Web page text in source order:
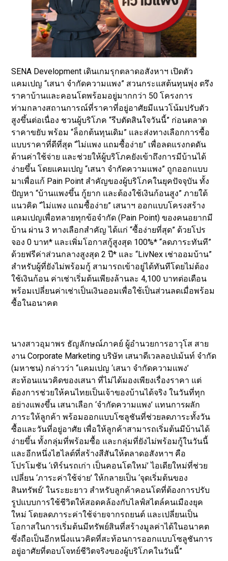
SENA Development เดินเกมรุกตลาดอสังหาฯ เปิดตัว
แคมเปญ “เสนา จำกัดความแพง” สวนกระแสต้นทุนพุ่ง ตรึง
ราคาบ้านและคอนโดพร้อมอยู่มากกว่า 50 โครงการ
ท่ามกลางสถานการณ์ที่ราคาที่อยู่อาศัยมีแนวโน้มปรับตัว
สูงขึ้นต่อเนื่อง ชวนผู้บริโภค “รีบตัดสินใจวันนี้” ก่อนตลาด
ราคาขยับ พร้อม “ล็อกต้นทุนเดิม” และส่งทางเลือกการซื้อ
แบบราคาที่ดีที่สุด “ไม่แพง แถมซื้อง่าย” เพื่อลดแรงกดดัน
ด้านค่าใช้จ่าย และช่วยให้ผู้บริโภคยังเข้าถึงการมีบ้านได้
ง่ายขึ้น โดยแคมเปญ “เสนา จำกัดความแพง” ถูกออกแบบ
มาเพื่อแก้ Pain Point สำคัญของผู้บริโภคในยุคปัจจุบัน ทั้ง
ปัญหา “บ้านแพงขึ้น กู้ยาก และต้องใช้เงินก้อนสูง” ภายใต้
แนวคิด “ไม่แพง แถมซื้อง่าย” เสนาฯ ออกแบบโครงสร้าง
แคมเปญเพื่อทลายทุกข้อจำกัด (Pain Point) ของคนอยากมี
บ้าน ผ่าน 3 ทางเลือกสำคัญ ได้แก่ “ซื้อง่ายที่สุด” ด้วยโปร
จอง 0 บาท* และเพิ่มโอกาสกู้สูงสุด 100%* “ลดภาระทันที”
ด้วยฟรีค่าส่วนกลางสูงสุด 2 ปี* และ “LivNex เช่าออมบ้าน”
สำหรับผู้ที่ยังไม่พร้อมกู้ สามารถเข้าอยู่ได้ทันทีโดยไม่ต้อง
ใช้เงินก้อน ค่าเช่าเริ่มต้นเพียงล้านละ 4,100 บาทต่อเดือน
พร้อมเปลี่ยนค่าเช่าเป็นเงินออมเพื่อใช้เป็นส่วนลดเมื่อพร้อม
ซื้อในอนาคต
นางสาวอุมาพร ธัญลักษณ์ภาคย์ ผู้อำนวยการอาวุโส สาย
งาน Corporate Marketing บริษัท เสนาดีเวลลอปเม้นท์ จำกัด
(มหาชน) กล่าวว่า “แคมเปญ ‘เสนา จำกัดความแพง’
สะท้อนแนวคิดของเสนา ที่ไม่ได้มองเพียงเรื่องราคา แต่
ต้องการช่วยให้คนไทยเป็นเจ้าของบ้านได้จริง ในวันที่ทุก
อย่างแพงขึ้น เสนาเลือก ‘จำกัดความแพง’ แทนการผลัก
ภาระให้ลูกค้า พร้อมออกแบบโซลูชันที่ช่วยลดภาระทั้งวัน
ซื้อและวันที่อยู่อาศัย เพื่อให้ลูกค้าสามารถเริ่มต้นมีบ้านได้
ง่ายขึ้น ทั้งกลุ่มที่พร้อมซื้อ และกลุ่มที่ยังไม่พร้อมกู้ในวันนี้
และอีกหนึ่งไฮไลต์ที่สร้างสีสันให้ตลาดอสังหาฯ คือ
โปรโมชัน ‘เทิร์นรถเก่า เป็นคอนโดใหม่’ ไอเดียใหม่ที่ช่วย
เปลี่ยน ‘ภาระค่าใช้จ่าย’ ให้กลายเป็น ‘จุดเริ่มต้นของ
สินทรัพย์’ ในระยะยาว สำหรับลูกค้าคอนโดที่ต้องการปรับ
รูปแบบการใช้ชีวิตให้สอดคล้องกับไลฟ์สไตล์คนเมืองยุค
ใหม่ โดยลดภาระค่าใช้จ่ายจากรถยนต์ และเปลี่ยนเป็น
โอกาสในการเริ่มต้นมีทรัพย์สินที่สร้างมูลค่าได้ในอนาคต
ซึ่งถือเป็นอีกหนึ่งแนวคิดที่สะท้อนการออกแบบโซลูชันการ
อยู่อาศัยที่ตอบโจทย์ชีวิตจริงของผู้บริโภคในวันนี้”